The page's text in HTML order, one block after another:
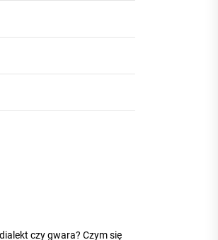
czy gwara? Czym się